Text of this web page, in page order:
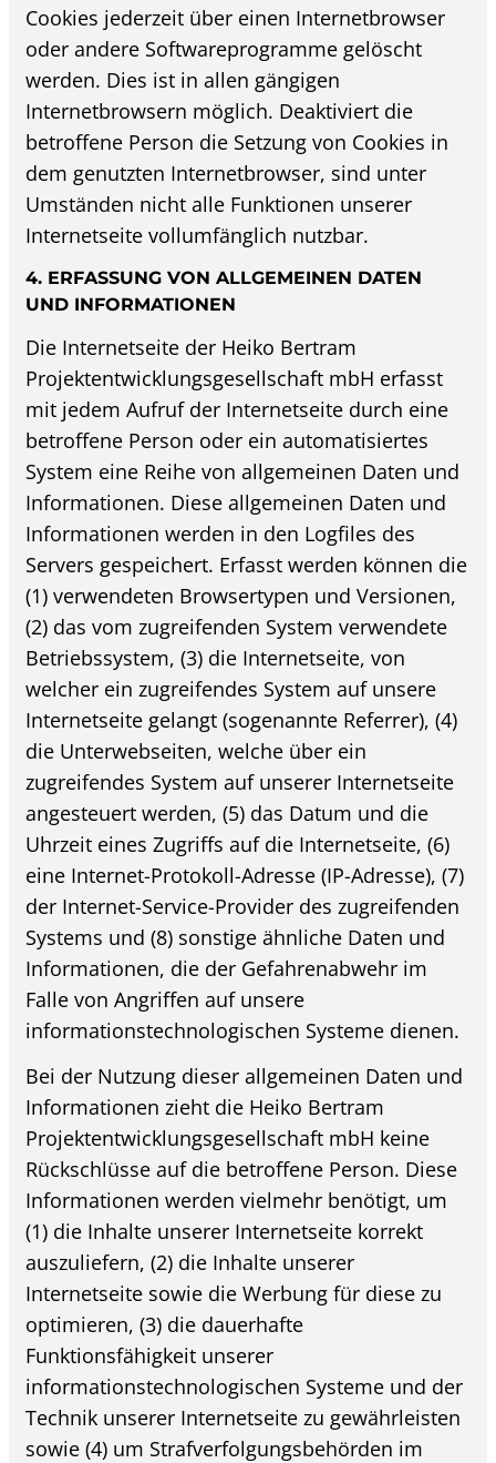
Cookies jederzeit über einen Internetbrowser
oder andere Softwareprogramme gelöscht
werden. Dies ist in allen gängigen
Internetbrowsern möglich. Deaktiviert die
betroffene Person die Setzung von Cookies in
dem genutzten Internetbrowser, sind unter
Umständen nicht alle Funktionen unserer
Internetseite vollumfänglich nutzbar.
4. ERFASSUNG VON ALLGEMEINEN DATEN
UND INFORMATIONEN
Die Internetseite der Heiko Bertram
Projektentwicklungsgesellschaft mbH erfasst
mit jedem Aufruf der Internetseite durch eine
betroffene Person oder ein automatisiertes
System eine Reihe von allgemeinen Daten und
Informationen. Diese allgemeinen Daten und
Informationen werden in den Logfiles des
Servers gespeichert. Erfasst werden können die
(1) verwendeten Browsertypen und Versionen,
(2) das vom zugreifenden System verwendete
Betriebssystem, (3) die Internetseite, von
welcher ein zugreifendes System auf unsere
Internetseite gelangt (sogenannte Referrer), (4)
die Unterwebseiten, welche über ein
zugreifendes System auf unserer Internetseite
angesteuert werden, (5) das Datum und die
Uhrzeit eines Zugriffs auf die Internetseite, (6)
eine Internet-Protokoll-Adresse (IP-Adresse), (7)
der Internet-Service-Provider des zugreifenden
Systems und (8) sonstige ähnliche Daten und
Informationen, die der Gefahrenabwehr im
Falle von Angriffen auf unsere
informationstechnologischen Systeme dienen.
Bei der Nutzung dieser allgemeinen Daten und
Informationen zieht die Heiko Bertram
Projektentwicklungsgesellschaft mbH keine
Rückschlüsse auf die betroffene Person. Diese
Informationen werden vielmehr benötigt, um
(1) die Inhalte unserer Internetseite korrekt
auszuliefern, (2) die Inhalte unserer
Internetseite sowie die Werbung für diese zu
optimieren, (3) die dauerhafte
Funktionsfähigkeit unserer
informationstechnologischen Systeme und der
Technik unserer Internetseite zu gewährleisten
sowie (4) um Strafverfolgungsbehörden im